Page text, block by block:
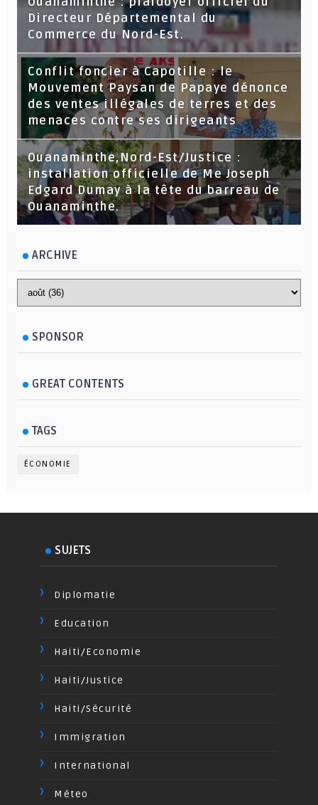
Directeur Départemental du
Commerce du Nord-Est.
Conflit foncier à Capotille : le
Mouvement Paysan de Papaye dénonce
des ventes illégales de terres et des
menaces contre ses dirigeants
Ouanaminthe,Nord-Est/Justice :
installation officielle de Me Joseph
Edgard Dumay à la tête du barreau de
Ouanaminthe.
ARCHIVE
SPONSOR
GREAT CONTENTS
TAGS
ÉCONOMIE
SUJETS
Diplomatie
Education
Haiti/Economie
Haiti/Justice
Haiti/Sécurité
Immigration
International
Méteo